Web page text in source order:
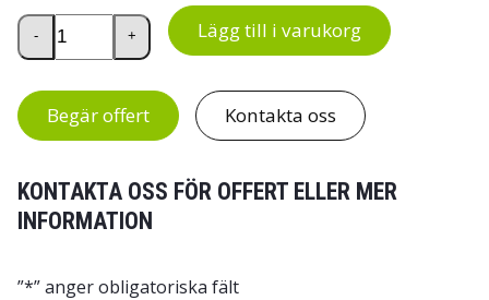
Flex elstativ för höj- och sänkbart skrivbord, 2-
- + Lägg till i varukorg
Begär offert Kontakta oss
KONTAKTA OSS FÖR OFFERT ELLER MER
INFORMATION
”*” anger obligatoriska fält